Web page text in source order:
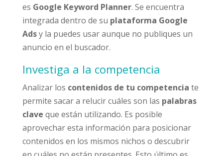
es Google Keyword Planner. Se encuentra
integrada dentro de su plataforma Google
Adsy la puedes usar aunque no publiques un
anuncio en el buscador.
Investiga a la competencia
Analizar los contenidos de tu competencia te
permite sacar a relucir cuáles son las palabras
clave que están utilizando. Es posible
aprovechar esta información para posicionar
contenidos en los mismos nichos o descubrir